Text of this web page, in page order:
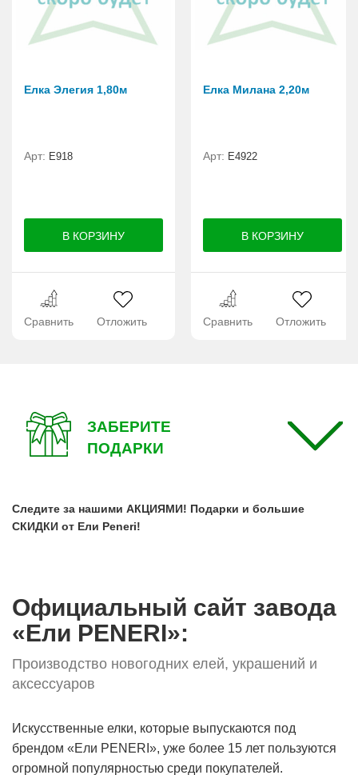
Елка Элегия 1,80м
Арт: E918
Сравнить Отложить
Елка Милана 2,20м
Арт: Е4922
Сравнить Отложить
ЗАБЕРИТЕ
ПОДАРКИ
Следите за нашими АКЦИЯМИ! Подарки и большие
СКИДКИ от Ели Peneri!
Официальный сайт завода
«Ели PENERI»:
Производство новогодних елей, украшений и
аксессуаров
Искусственные елки, которые выпускаются под
брендом «Ели PENERI», уже более 15 лет пользуются
огромной популярностью среди покупателей.